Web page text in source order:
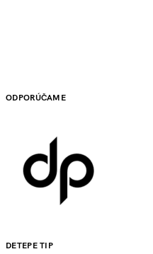
ODPORÚČAME
DETEPE TIP